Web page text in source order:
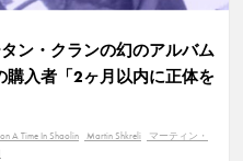
ン・クランの幻のアルバム
購入者「2ヶ月以内に正体を
A Time In Shaolin Martin Shkreli
マーティン・